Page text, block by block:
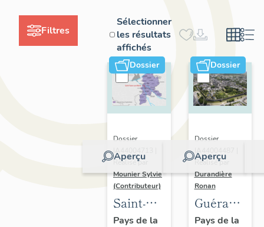
Filtres
Sélectionner
les résultats
affichés
Dossier
Aperçu
Dossier
IA44004713 |
Réalisé par
Mounier Sylvie
(Contributeur)
Saint-
Fiacre-
Pays de la
Dossier
Aperçu
Dossier
IA44004487 |
Réalisé par
Durandière
Ronan
Guérande
:Pays de la